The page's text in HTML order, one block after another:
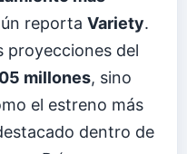
reporta Variety.
proyecciones del
millones, sino
el estreno más
dentro de